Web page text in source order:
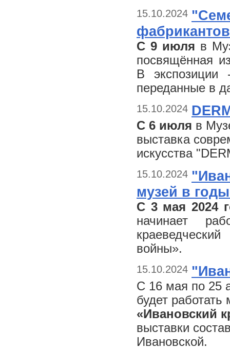
15.10.2024
С 9 июля в
посвящённая
В
переданные в
15.10.2024
С 6 июля в
выставка
искусства
15.10.2024
музей в
С 3 мая 2024
начинает
войны».
15.10.2024
С 16 мая по 25
будет
«Ивановский
выставки
Ивановской.